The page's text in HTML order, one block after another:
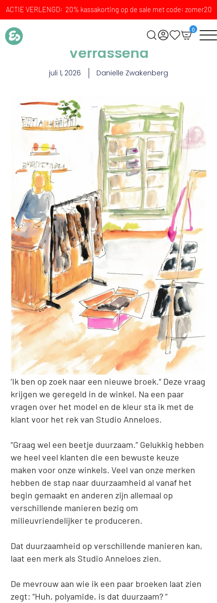
ACTIE VERLENGD: 20% kassakorting op de sale met code: zomer20
0
Verrassend
juli 1, 2026 Danielle Zwakenberg
‘Ik ben op zoek naar een nieuwe broek.“ Deze vraag
krijgen we geregeld in de winkel. Na een paar
vragen over het model en de kleur sta ik met de
klant voor het rek van Studio Anneloes.
“Graag wel een beetje duurzaam.” Gelukkig hebben
we heel veel klanten die een bewuste keuze
maken voor onze winkels. Veel van onze merken
hebben de stap naar duurzaamheid al vanaf het
begin gemaakt en anderen zijn allemaal op
verschillende manieren bezig om
milieuvriendelijker te produceren.
Dat duurzaamheid op verschillende manieren kan,
laat een merk als Studio Anneloes zien.
De mevrouw aan wie ik een paar broeken laat zien
zegt: “Huh, polyamide, is dat duurzaam? “